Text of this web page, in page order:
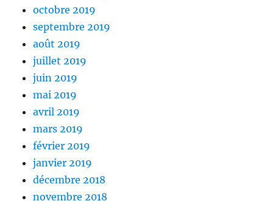
octobre 2019
septembre 2019
août 2019
juillet 2019
juin 2019
mai 2019
avril 2019
mars 2019
février 2019
janvier 2019
décembre 2018
novembre 2018